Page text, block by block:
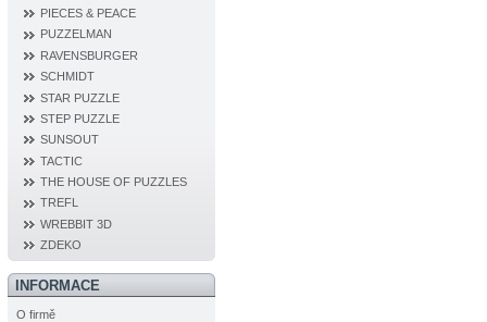
PIECES & PEACE
PUZZELMAN
RAVENSBURGER
SCHMIDT
STAR PUZZLE
STEP PUZZLE
SUNSOUT
TACTIC
THE HOUSE OF PUZZLES
TREFL
WREBBIT 3D
ZDEKO
INFORMACE
O firmě